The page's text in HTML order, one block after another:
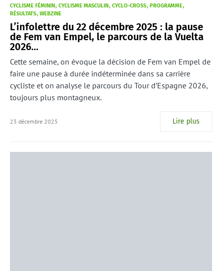
CYCLISME FÉMININ CYCLISME MASCULIN CYCLO-CROSS PROGRAMME
RÉSULTATS WEBZINE
L’infolettre du 22 décembre 2025 : la pause
de Fem van Empel, le parcours de la Vuelta
2026…
Cette semaine, on évoque la décision de Fem van Empel de
faire une pause à durée indéterminée dans sa carrière
cycliste et on analyse le parcours du Tour d’Espagne 2026,
toujours plus montagneux.
23 décembre 2025 Lire plus